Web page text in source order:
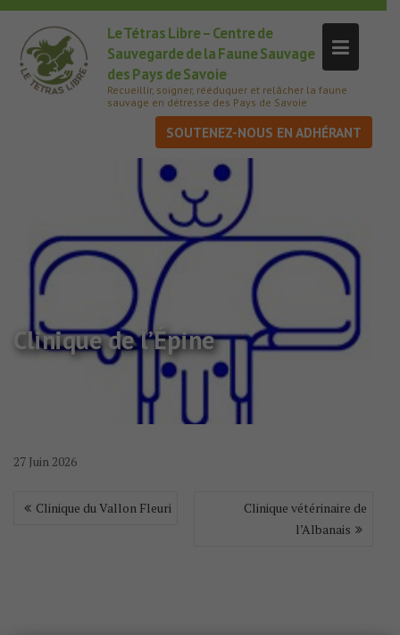
Le Tétras Libre – Centre de
Sauvegarde de la Faune Sauvage
des Pays de Savoie
Recueillir, soigner, rééduquer et relâcher la faune
sauvage en détresse des Pays de Savoie
SOUTENEZ-NOUS
Clinique de l’Épine
27 Juin 2026
Clinique du Vallon Fleuri
Clinique vétérinaire de
l’Albanais